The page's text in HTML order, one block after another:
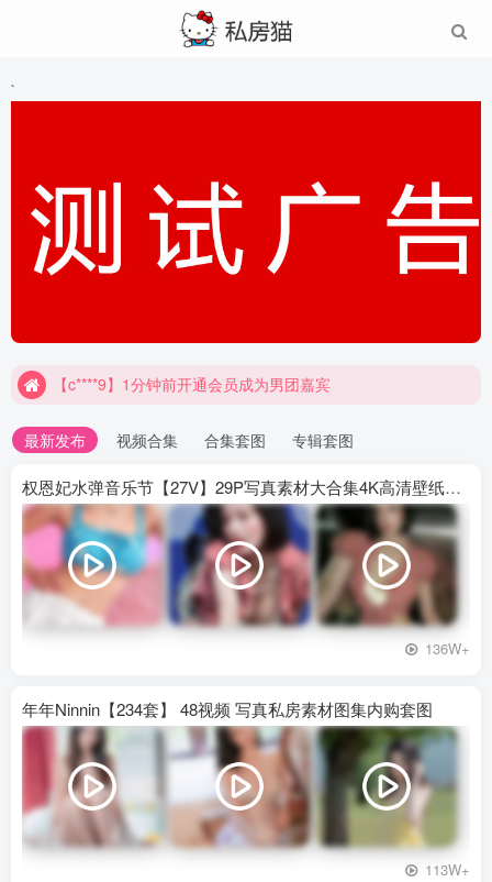
`
【c****9】1分钟前开通会员成为男团嘉宾
最新发布 视频合集 合集套图 专辑套图
权恩妃水弹音乐节【27V】29P写真素材大合集4K高清壁纸照片素材
136W+
年年Ninnin【234套】 48视频 写真私房素材图集内购套图
113W+